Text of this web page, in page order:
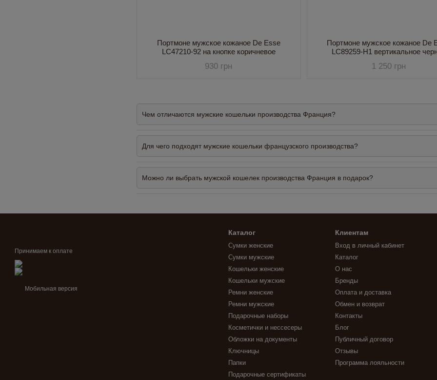
Чем отличаются мужские кошельки производства Франция?
Для чего подходят мужские кошельки французского производства?
Можно ли выбрать мужской кошелек производства Франция в подарок?
Портмоне мужское кожаное De Esse
LC47210-92 на кнопке коричневое
930 грн
Портмоне мужское кожаное De
LC89259-H1 вертикальное
1 250 грн
Принимаем к оплате
Мобильная версия
Каталог
Сумки женские
Сумки мужские
Кошельки женские
Кошельки мужские
Ремни женские
Ремни мужские
Подарочные наборы
Косметички и нессесеры
Обложки на документы
Ключницы
Папки
Подарочные сертификаты
Клиентам
Вход в личный кабинет
Каталог
О нас
Бренды
Оплата и доставка
Обмен и возврат
Контакты
Блог
Публичный договор
Отзывы
Программа лояльности